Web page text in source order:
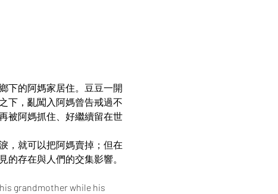
下的阿媽家居住。豆豆一開
下，亂闖入阿媽曾告戒過不
被阿媽抓住、好繼續留在世
，就可以把阿媽賣掉；但在
存在與人們的交集影響。
grandmother while his